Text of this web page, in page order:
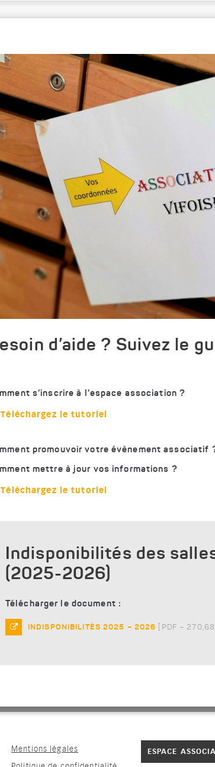
d’aide ? Suivez le
s’inscrire à l’espace association ?
Téléchargez le tutoriel
promouvoir votre évènement associatif
mettre à jour vos informations ?
Téléchargez le tutoriel
Indisponibilités des
(2025-2026)
Télécharger le document :
INDISPONIBILITÉS 2025 – 2026 PDF –
Mentions légales
ESPACE